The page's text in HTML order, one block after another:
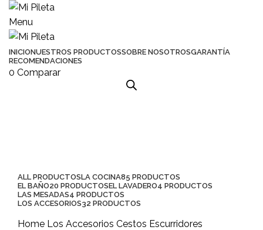
Menu
INICIONUESTROS PRODUCTOSSOBRE NOSOTROSGARANTÍA
RECOMENDACIONES
0 Comparar
ALL PRODUCTOSLA COCINA85 PRODUCTOS
EL BAÑO20 PRODUCTOSEL LAVADERO4 PRODUCTOS
LAS MESADAS4 PRODUCTOS
LOS ACCESORIOS32 PRODUCTOS
Home Los Accesorios Cestos Escurridores